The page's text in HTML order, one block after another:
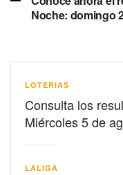
Noche: domingo
LOTERIAS
Consulta los
Miércoles 5 de
LALIGA